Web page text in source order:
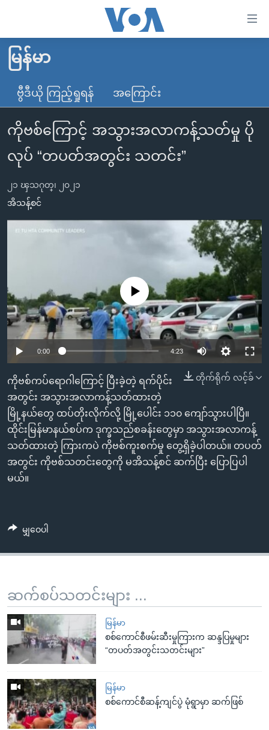
လွယ်ကူ
စေ
သည့်
Link
များ
ပင်မ
သို့
ကျော်
ကြည့်
ညွန်း
စာမျက်နှာ
သို့
ကျော်
ကြည့်
ရှာဖွေ
ရန်
နေရာ
သို့
ကျော်
ရန်
မူလစာမျက်နှာ
မြန်မာ
ကမ္ဘာ့သတင်းများ
နိုင်ငံတကာ
အမေရိကန်
အစ္စရေး-ပါလက်စတိုင်း
ဗွီဒီယို
သတင်းလွတ်လပ်ခွင့်
ရပ်ဝန်းတခု လမ်းတခု အလွန်
အင်္ဂလိပ်စာလေ့လာမယ်
ရေဒီယိုနှင့်ရုပ်သံ အချက်အလက်များ
Learning English
ဗွီအိုအေ လူမှုကွန်ယက်များ
ဘာသာစကားများ
မြန်မာ
ဗွီဒီယို ကြည့်ရှုရန် အကြောင်း
ကိုဗစ်ကြောင့် အသွားအလာကန့်သတ်မှု ပို
လုပ် “တပတ်အတွင်း သတင်း”
၂၁ ၾသဂုတ္၊ ၂၀၂၁
အိသန့်စင်
No media source currently available
0:00 4:23
တိုက်ရိုက် လင့်ခ်
ကိုဗစ်ကပ်ရောဂါကြောင့် ပြီးခဲ့တဲ့ ရက်ပိုင်း
အတွင်း အသွားအလာကန့်သတ်ထားတဲ့
မြို့နယ်တွေ ထပ်တိုးလိုက်လို့ မြို့ပေါင်း ၁၁၀ ကျော်သွားပါပြီ။
ထိုင်းမြန်မာနယ်စပ်က ဒုက္ခသည်စခန်းတွေမှာ အသွားအလာကန့်
သတ်ထားတဲ့ ကြားကပဲ ကိုဗစ်ကူးစက်မှု တွေ့ရှိခဲ့ပါတယ်။ တပတ်
အတွင်း ကိုဗစ်သတင်းတွေကို မအိသန့်စင် ဆက်ပြီး ပြောပြပါ
မယ်။
မျှဝေပါ
ဆက်စပ်သတင်းများ ...
မြန်မာ
စစ်ကောင်စီဖမ်းဆီးမှုကြားက ဆန္ဒပြမှုများ
“တပတ်အတွင်းသတင်းများ”
မြန်မာ
စစ်ကောင်စီဆန့်ကျင်ပွဲ မုံရွာမှာ ဆက်ဖြစ်